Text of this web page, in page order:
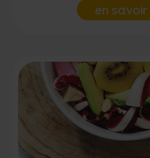
en